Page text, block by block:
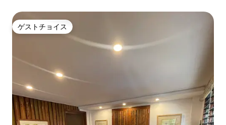
ゲストチョイス
ゲストチョイス